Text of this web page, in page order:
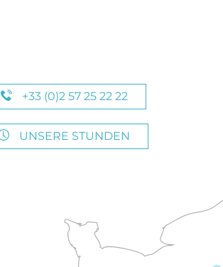
+33 (0)2 57 25 22 22
UNSERE STUNDEN